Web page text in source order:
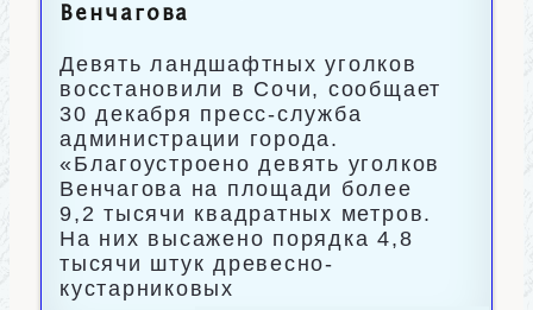
Венчагова
Девять ландшафтных уголков
восстановили в Сочи, сообщает
30 декабря пресс-служба
администрации города.
«Благоустроено девять уголков
Венчагова на площади более
9,2 тысячи квадратных метров.
На них высажено порядка 4,8
тысячи штук древесно-
кустарниковых